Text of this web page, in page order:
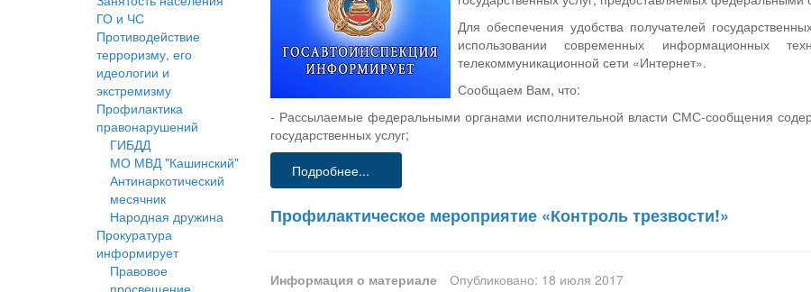
ГО и ЧС
Противодействие
терроризму, его
идеологии и
экстремизму
Профилактика
правонарушений
ГИБДД
МО МВД "Кашинский"
Антинаркотический
месячник
Народная дружина
Прокуратура
информирует
Правовое
Для обеспечения удобства получателей
использовании современных информационных
телекоммуникационной сети «Интернет».
Сообщаем Вам, что:
- Рассылаемые федеральными органами исполнительной власти СМС-сообщения
государственных услуг;
Подробнее...
Профилактическое мероприятие «Контроль трезвости!»
Информация о материале
Опубликовано: 18 июля 2017